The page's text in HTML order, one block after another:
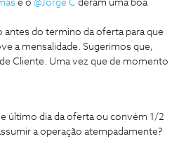
e o @Jorge C deram uma boa
antes do termino da oferta para que
a mensalidade. Sugerimos que,
Cliente. Uma vez que de momento
e último dia da oferta ou convém 1/2
a operação atempadamente?